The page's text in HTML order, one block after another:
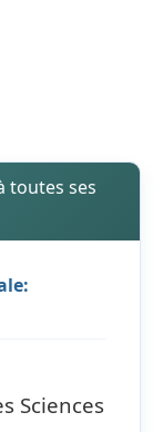
toutes ses
Sciences